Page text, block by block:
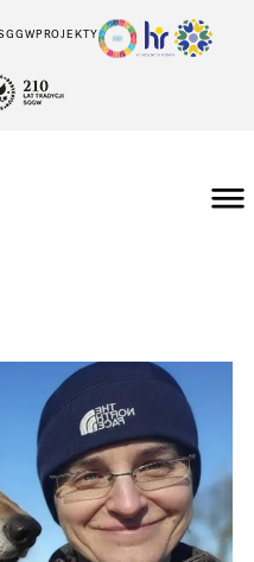
PROJEKTY